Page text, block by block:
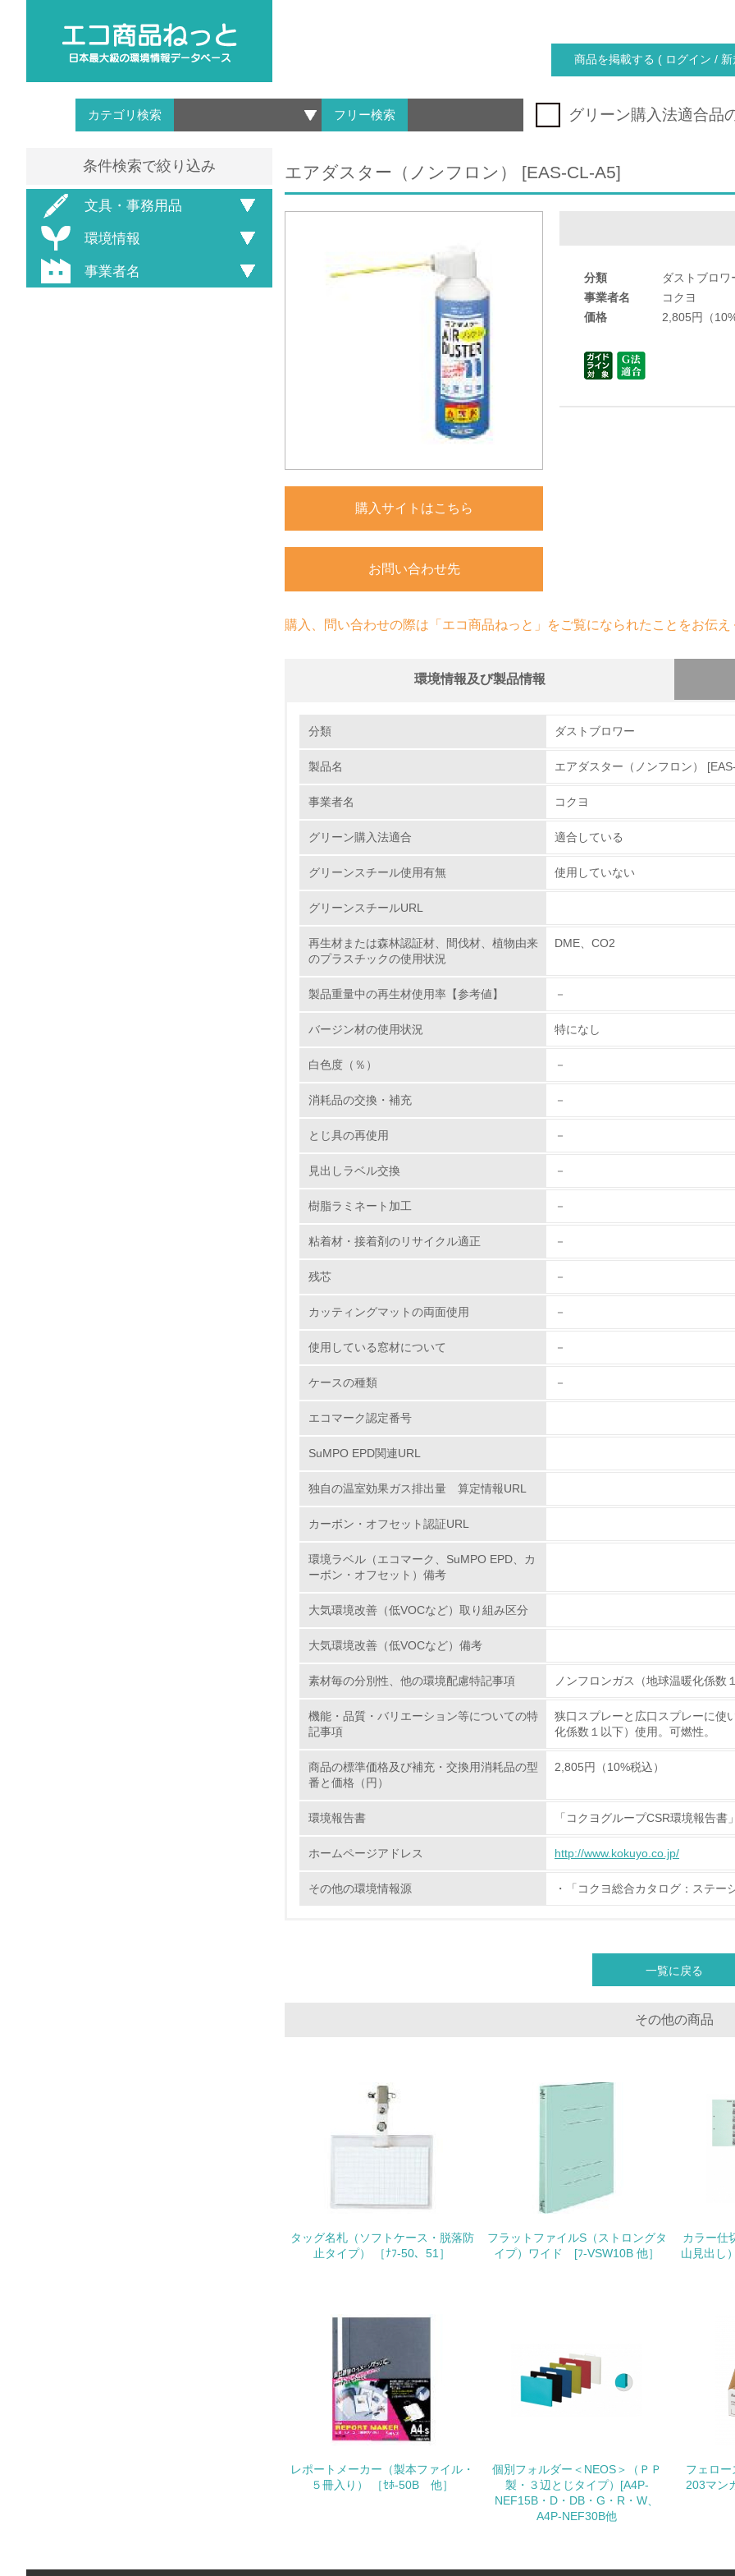
商品を掲載する ( ログイン / 新
カテゴリ検索 フリー検索 グリーン購入法適合品
条件検索で絞り込み
文具・事務用品
環境情報
事業者名
エアダスター（ノンフロン） [EAS-CL-A5]
購入サイトはこちら
お問い合わせ先
分類
ダストブロワ
事業者名
コクヨ
価格
2,805円（
購入、問い合わせの際は「エコ商品ねっと」をご覧になられたことをお伝え
環境情報及び製品情報
1.環境取り組み体制
No.
3. 環境問題に関する従業員教育を行っている
4. 自社に関係する主要な環境法規制を把握し、順守している
8. 第三者認証を取得している
9. <L1> 資源（投入原料、水等）とエネルギー（電力、重油、ガ
10. <L2> 資源とエネルギーの使用量の把握をし、具体的な削減目標
包装・物流
15.
16. <L2> 環境負荷ができるだけ小さい物流を行っている
<L2> 化学物質の使用量及び外部への排出量を把握し、具体的な
廃棄物
<L2> 発生する廃棄物の量と種類を把握し、具体的な削減・リ
<L1> 「生物多様性保全」に関する取り組み（例：森林保全活
購入、原材料のトレーサビリティの確認等）を行っている
地域への貢献
No.
23. <L1> 「人権・労働等」に関する方針、規定等を持っている
25. <L1> 「情報セキュリティ」に関する方針、規定等を持っている
No. チェック項目
大気汚染物質に関する取り組み
分類 ダストブロワー
製品名 エアダスター（ノンフロン）
事業者名 コクヨ
グリーン購入法適合 適合している
グリーンスチール使用有無 使用していない
グリーンスチールURL
再生材または森林認証材、間伐材、植物由来
のプラスチックの使用状況
DME、CO2
製品重量中の再生材使用率【参考値】 －
バージン材の使用状況 特になし
白色度（％） －
消耗品の交換・補充 －
とじ具の再使用 －
見出しラベル交換 －
樹脂ラミネート加工 －
粘着材・接着剤のリサイクル適正 －
残芯 －
カッティングマットの両面使用 －
使用している窓材について －
ケースの種類 －
エコマーク認定番号
SuMPO EPD関連URL
独自の温室効果ガス排出量 算定情報URL
カーボン・オフセット認証URL
環境ラベル（エコマーク、SuMPO EPD、カ
ーボン・オフセット）備考
大気環境改善（低VOCなど）取り組み区分
大気環境改善（低VOCなど）備考
素材毎の分別性、他の環境配慮特記事項 ノンフロンガス（地球温暖化係数
機能・品質・バリエーション等についての特
記事項
狭口スプレーと広口スプレーに使
化係数１以下）使用。可燃性。
商品の標準価格及び補充・交換用消耗品の型
番と価格（円）
2,805円（10%税込）
環境報告書 「コクヨグループCSR環境報告
ホームページアドレス http://www.kokuyo.co.jp/
その他の環境情報源 ・「コクヨ総合カタログ：ステー
一覧に戻る
その他の商品
タッグ名札（ソフトケース・脱落防
止タイプ） ［ﾅﾌ-50、51］
フラットファイルS（ストロングタ
イプ）ワイド [ﾌ-VSW10B 他］
カラー仕
山見出し
レポートメーカー（製本ファイル・
５冊入り） ［ｾﾎ-50B 他］
個別フォルダー＜NEOS＞（ＰＰ
製・３辺とじタイプ）[A4P-
NEF15B・D・DB・G・R・W、
A4P-NEF30B他
フェロ
203マン